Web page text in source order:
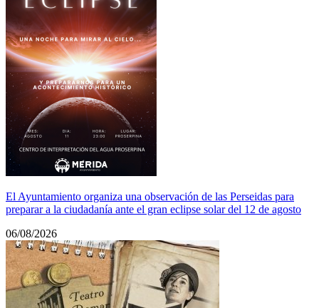
El Ayuntamiento organiza una observación de las Perseidas para
preparar a la ciudadanía ante el gran eclipse solar del 12 de agosto
06/08/2026